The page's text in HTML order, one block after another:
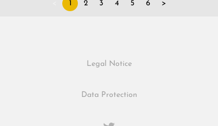
1 2 3 4 5 6 >
Legal Notice
Data Protection